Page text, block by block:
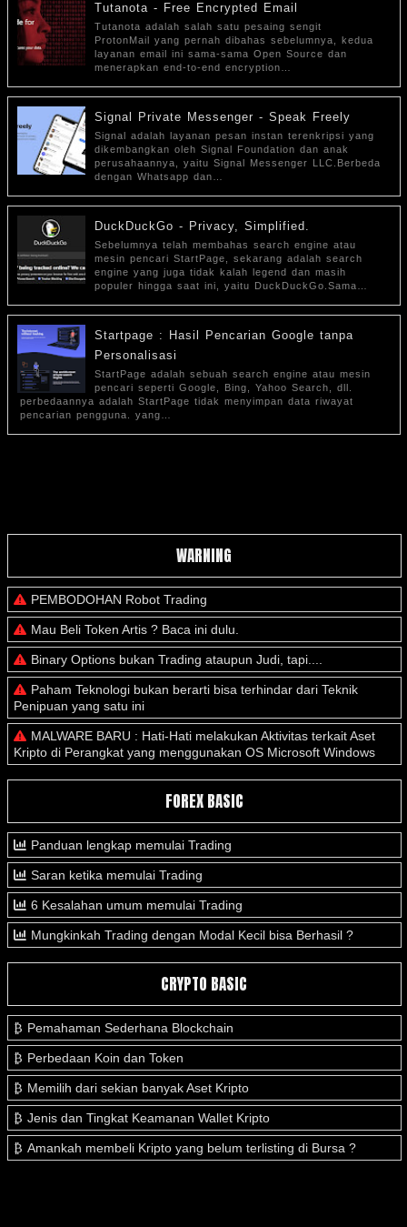
Tutanota - Free Encrypted Email
Tutanota adalah salah satu pesaing sengit
ProtonMail yang pernah dibahas sebelumnya, kedua
layanan email ini sama-sama Open Source dan
menerapkan end-to-end encryption…
Signal Private Messenger - Speak Freely
Signal adalah layanan pesan instan terenkripsi yang
dikembangkan oleh Signal Foundation dan anak
perusahaannya, yaitu Signal Messenger LLC.Berbeda
dengan Whatsapp dan…
DuckDuckGo - Privacy, Simplified.
Sebelumnya telah membahas search engine atau
mesin pencari StartPage, sekarang adalah search
engine yang juga tidak kalah legend dan masih
populer hingga saat ini, yaitu DuckDuckGo.Sama…
Startpage : Hasil Pencarian Google tanpa
Personalisasi
StartPage adalah sebuah search engine atau mesin
pencari seperti Google, Bing, Yahoo Search, dll.
perbedaannya adalah StartPage tidak menyimpan data riwayat
pencarian pengguna. yang…
WARNING
PEMBODOHAN Robot Trading
Mau Beli Token Artis ? Baca ini dulu.
Binary Options bukan Trading ataupun Judi, tapi....
Paham Teknologi bukan berarti bisa terhindar dari Teknik
Penipuan yang satu ini
MALWARE BARU : Hati-Hati melakukan Aktivitas terkait Aset
Kripto di Perangkat yang menggunakan OS Microsoft Windows
FOREX BASIC
Panduan lengkap memulai Trading
Saran ketika memulai Trading
6 Kesalahan umum memulai Trading
Mungkinkah Trading dengan Modal Kecil bisa Berhasil ?
CRYPTO BASIC
Pemahaman Sederhana Blockchain
Perbedaan Koin dan Token
Memilih dari sekian banyak Aset Kripto
Jenis dan Tingkat Keamanan Wallet Kripto
Amankah membeli Kripto yang belum terlisting di Bursa ?